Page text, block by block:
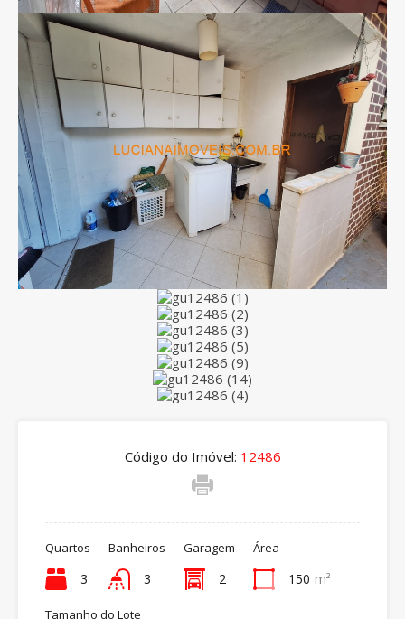
Código do Imóvel: 12486
Quartos
3
Banheiros
3
Garagem
2
Área
150 m²
Tamanho do Lote